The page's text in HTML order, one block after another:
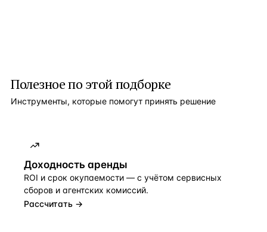
Полезное по этой подборке
Инструменты, которые помогут принять решение
Доходность аренды
ROI и срок окупаемости — с учётом сервисных
сборов и агентских комиссий.
Рассчитать →